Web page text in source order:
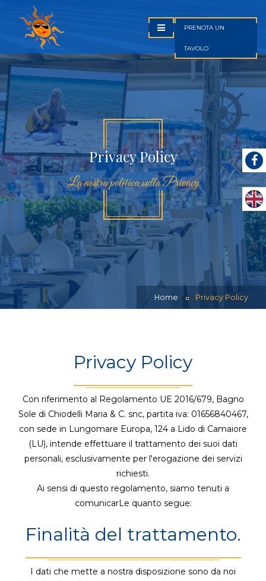
PRENOTA UN
TAVOLO
Privacy Policy
La nostra politica sulla Privacy
Home Privacy Policy
Privacy Policy
Con riferimento al Regolamento UE 2016/679, Bagno
Sole di Chiodelli Maria & C. snc, partita iva: 01656840467,
con sede in Lungomare Europa, 124 a Lido di Camaiore
(LU), intende effettuare il trattamento dei suoi dati
personali, esclusivamente per l'erogazione dei servizi
richiesti.
Ai sensi di questo regolamento, siamo tenuti a
comunicarLe quanto segue:
Finalità del trattamento.
I dati che mette a nostra disposizione sono da noi